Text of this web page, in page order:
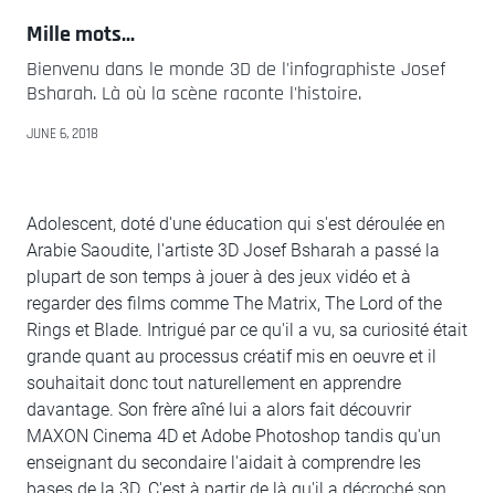
Mille mots...
Bienvenu dans le monde 3D de l'infographiste Josef
Bsharah. Là où la scène raconte l'histoire.
JUNE 6, 2018
Adolescent, doté d'une éducation qui s'est déroulée en
Arabie Saoudite, l'artiste 3D Josef Bsharah a passé la
plupart de son temps à jouer à des jeux vidéo et à
regarder des films comme The Matrix, The Lord of the
Rings et Blade. Intrigué par ce qu'il a vu, sa curiosité était
grande quant au processus créatif mis en oeuvre et il
souhaitait donc tout naturellement en apprendre
davantage. Son frère aîné lui a alors fait découvrir
MAXON Cinema 4D et Adobe Photoshop tandis qu'un
enseignant du secondaire l'aidait à comprendre les